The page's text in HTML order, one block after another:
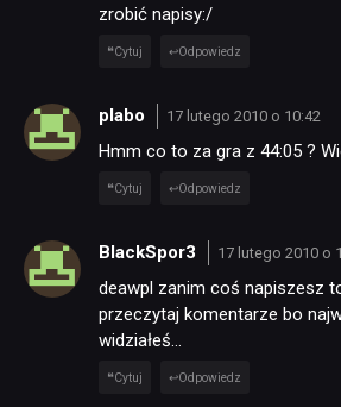
zrobić napisy:/
Cytuj Odpowiedz
plabo 17 lutego 2010 o 10:42
Hmm co to za gra z 44:05 ?
Cytuj Odpowiedz
BlackSpor3 17 lutego 2010 o
deawpl zanim coś napiszesz
przeczytaj komentarze bo
widziałeś…
Cytuj Odpowiedz